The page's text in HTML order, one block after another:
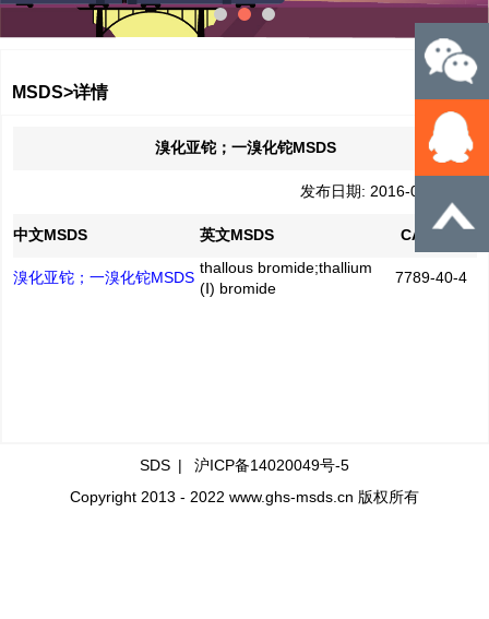
MSDS>详情
溴化亚铊；一溴化铊MSDS
发布日期: 2016-04-21
中文MSDS 英文MSDS CAS No.
溴化亚铊；一溴化铊MSDS
thallous bromide;thallium
(Ⅰ) bromide
7789-40-4
SDS | 沪ICP备14020049号-5
Copyright 2013 - 2022 www.ghs-msds.cn 版权所有